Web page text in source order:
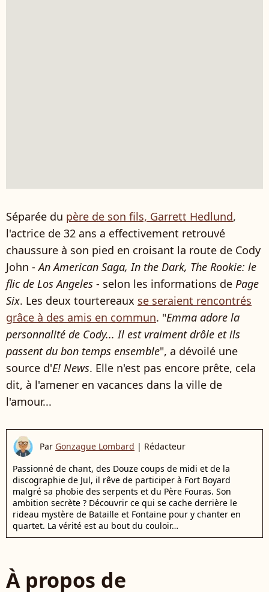
Séparée du père de son fils, Garrett Hedlund,
l'actrice de 32 ans a effectivement retrouvé
chaussure à son pied en croisant la route de Cody
John -An American Saga, In the Dark, The Rookie: le
flic de Los Angeles - selon les informations de Page
Six. Les deux tourtereaux se seraient rencontrés
grâce à des amis en commun. "Emma adore la
personnalité de Cody... Il est vraiment drôle et ils
passent du bon temps ensemble", a dévoilé une
source d'E! News. Elle n'est pas encore prête, cela
dit, à l'amener en vacances dans la ville de
l'amour...
Par Gonzague Lombard | Rédacteur
Passionné de chant, des Douze coups de midi et de la
discographie de Jul, il rêve de participer à Fort Boyard
malgré sa phobie des serpents et du Père Fouras. Son
ambition secrète ? Découvrir ce qui se cache derrière le
rideau mystère de Bataille et Fontaine pour y chanter en
quartet. La vérité est au bout du couloir…
À propos de